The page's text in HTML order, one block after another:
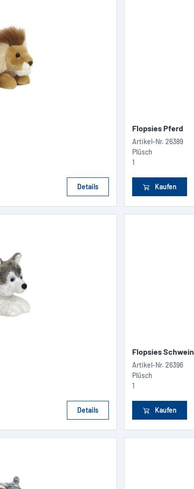
Details
Flopsies Pferd
Artikel-Nr. 26389
Plüsch
1
Kaufen
Details
Flopsies Schwein
Artikel-Nr. 26396
Plüsch
1
Kaufen